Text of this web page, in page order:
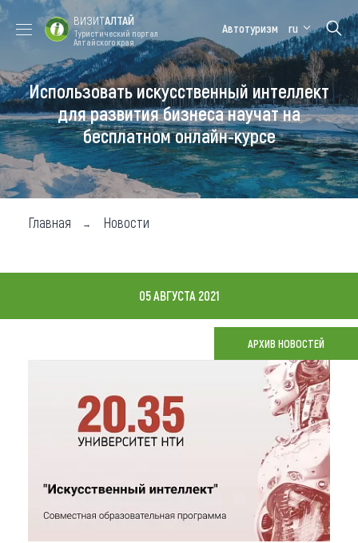
Форум VISIT
ALTAI
Цветение
маральника
Медицинский
форум
Алтайская
зимовка
Туры
Где побывать
Чем заняться
Карта
О регионе
Другие рубрики
ВИЗИТАЛТАЙ
Туристический портал
Алтайского края
Автотуризм ru
Использовать искусственный интеллект
для развития бизнеса научат на
бесплатном онлайн-курсе
Главная Новости
05 АВГУСТА 2021
АРХИВ НОВОСТЕЙ